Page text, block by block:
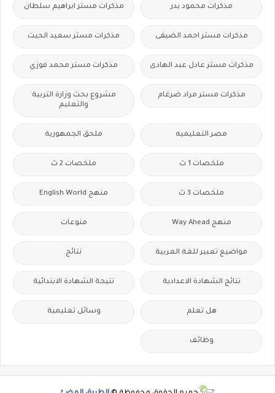
مذكرات محمود بدر مذكرات مستر ابراهيم سلطان
مذكرات مستر احمد الضيفى مذكرات مستر سعيد الحيت
مذكرات مستر عادل عبد الهادى مذكرات مستر محمد فوزي
مذكرات مستر مراد ضرغام
مشروع بحث وزارة التربية
والتعليم
مصر التعليميه ملحق الجمهورية
ملخصات 1 ث ملخصات 2 ث
ملخصات 3 ث منهج English World
منهج Way Ahead منوعات
مواضيع تعبير للغة العربية نتائج
نتائج الشهادة الاعدادية نتيجة الشهادة الابتدائية
هل تعلم وسائل تعليمية
وظائف